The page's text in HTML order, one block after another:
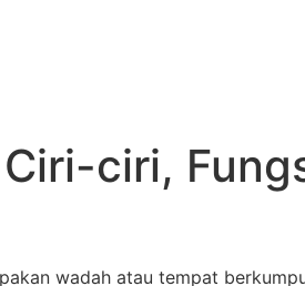
ciri,
wadah atau tempat